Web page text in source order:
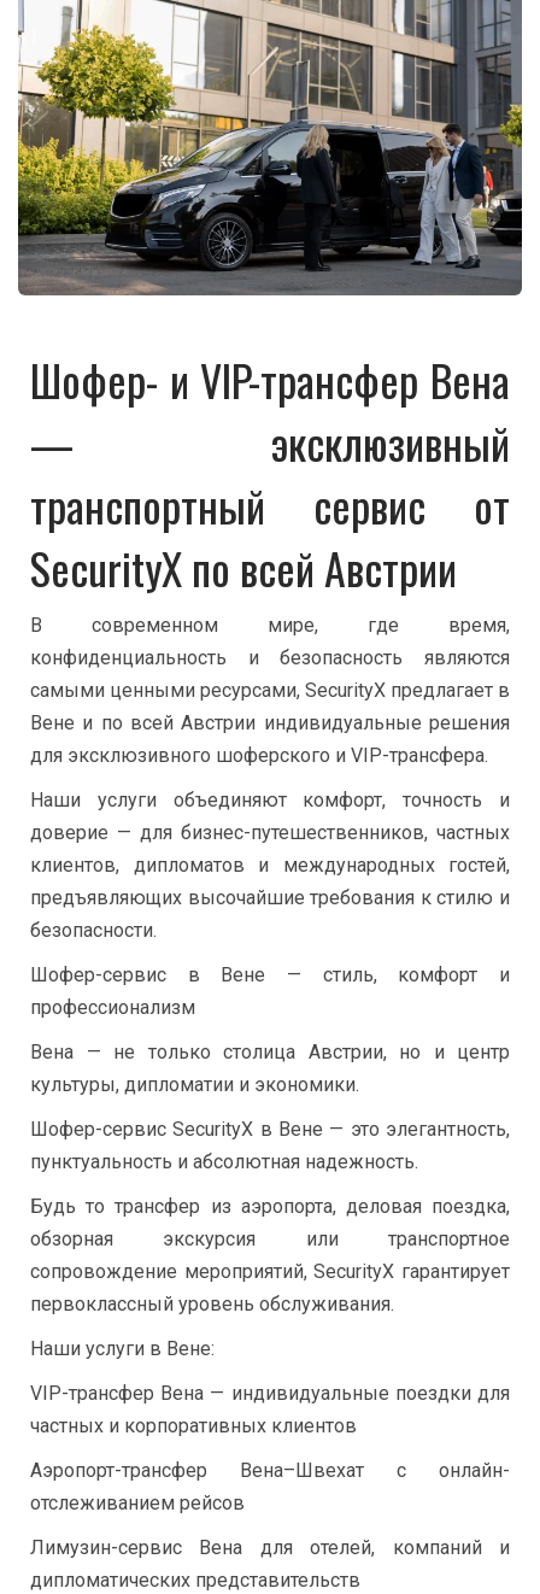
Шофер- и VIP-трансфер Вена
— эксклюзивный
транспортный сервис от
SecurityX по всей Австрии
В современном мире, где время,
конфиденциальность и безопасность являются
самыми ценными ресурсами, SecurityX предлагает в
Вене и по всей Австрии индивидуальные решения
для эксклюзивного шоферского и VIP-трансфера.
Наши услуги объединяют комфорт, точность и
доверие — для бизнес-путешественников, частных
клиентов, дипломатов и международных гостей,
предъявляющих высочайшие требования к стилю и
безопасности.
Шофер-сервис в Вене — стиль, комфорт и
профессионализм
Вена — не только столица Австрии, но и центр
культуры, дипломатии и экономики.
Шофер-сервис SecurityX в Вене — это элегантность,
пунктуальность и абсолютная надежность.
Будь то трансфер из аэропорта, деловая поездка,
обзорная экскурсия или транспортное
сопровождение мероприятий, SecurityX гарантирует
первоклассный уровень обслуживания.
Наши услуги в Вене:
VIP-трансфер Вена — индивидуальные поездки для
частных и корпоративных клиентов
Аэропорт-трансфер Вена–Швехат с онлайн-
отслеживанием рейсов
Лимузин-сервис Вена для отелей, компаний и
дипломатических представительств